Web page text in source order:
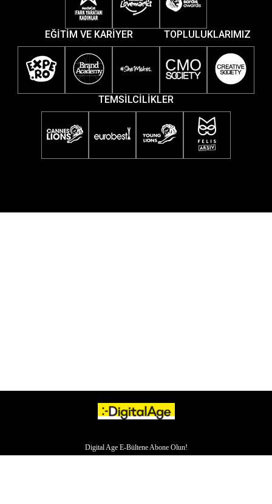
EĞİTİM VE KARİYER TOPLULUKLARIMIZ
TEMSİLCİLİKLER
Digital Age E-Bültene Abone Olun!